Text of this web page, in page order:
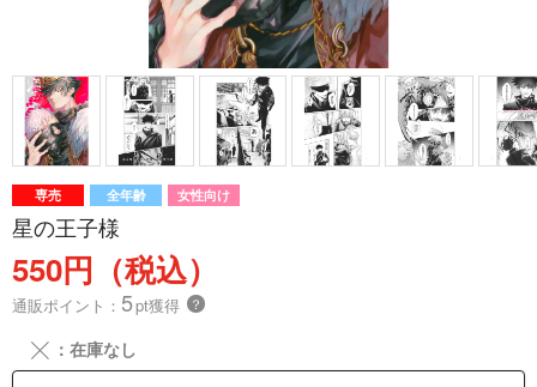
専売 全年齢 女性向け
星の王子様
550円（税込）
通販ポイント： 5pt獲得 ？
╳ ：在庫なし